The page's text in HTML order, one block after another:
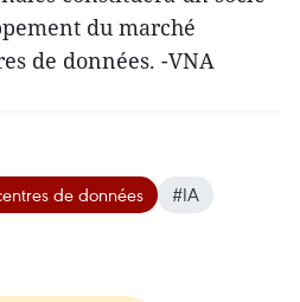
du marché
de données. -VNA
de données
#IA